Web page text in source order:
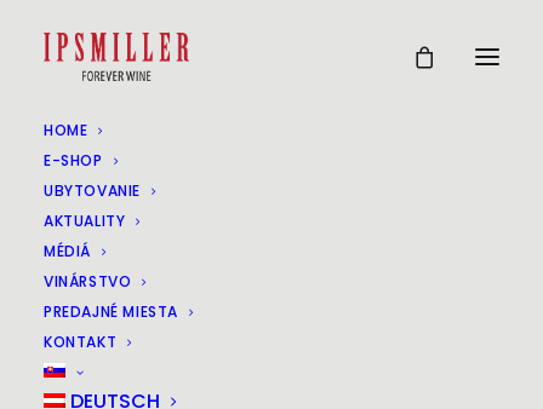
HOME
E-SHOP
UBYTOVANIE
AKTUALITY
MÉDIÁ
VINÁRSTVO
PREDAJNÉ MIESTA
KONTAKT
DEUTSCH